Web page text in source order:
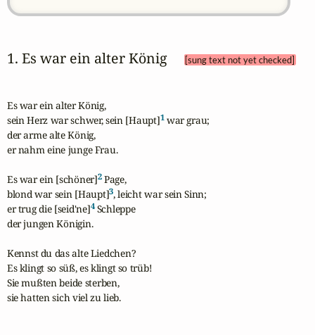
1. Es war ein alter König [sung text not yet checked]
Es war ein alter König,
sein Herz war schwer, sein [Haupt]1 war grau;
der arme alte König,
er nahm eine junge Frau.
Es war ein [schöner]2 Page,
blond war sein [Haupt]3, leicht war sein Sinn;
er trug die [seid'ne]4 Schleppe
der jungen Königin.
Kennst du das alte Liedchen?
Es klingt so süß, es klingt so trüb!
Sie mußten beide sterben,
sie hatten sich viel zu lieb.